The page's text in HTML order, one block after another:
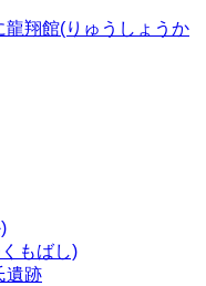
翔館(りゅうしょうか
もばし)
遺跡